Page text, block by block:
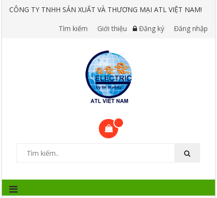
CÔNG TY TNHH SẢN XUẤT VÀ THƯƠNG MẠI ATL VIỆT NAM!
Tìm kiếm Giới thiệu Đăng ký Đăng nhập